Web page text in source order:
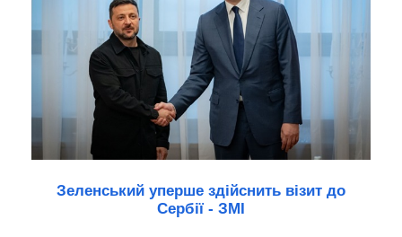
Зеленський уперше здійснить візит до
Сербії - ЗМІ